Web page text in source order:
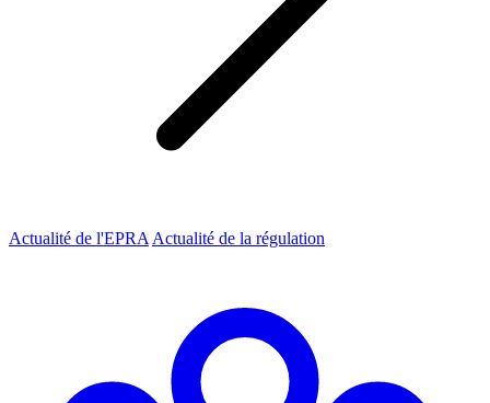
Actualité de l'EPRA Actualité de la régulation